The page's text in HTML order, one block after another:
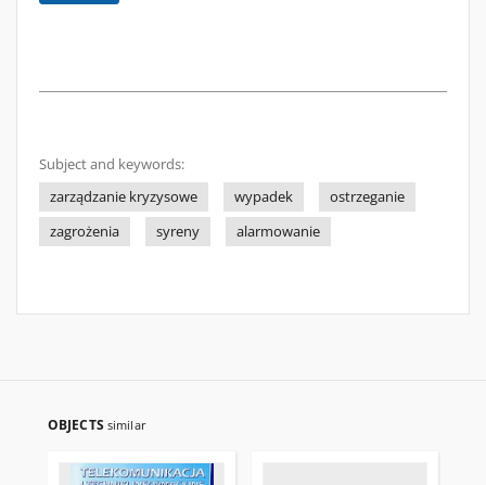
Subject and keywords:
zarządzanie kryzysowe
wypadek
ostrzeganie
zagrożenia
syreny alarmowanie
OBJECTS similar